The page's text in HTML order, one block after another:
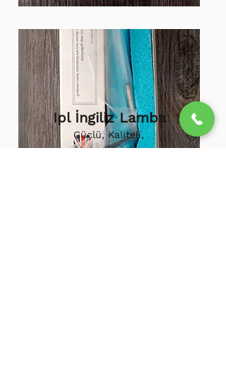
Ipl İngiliz Lamba
Güçlü, Kaliteli,
Uzun ömürlü,